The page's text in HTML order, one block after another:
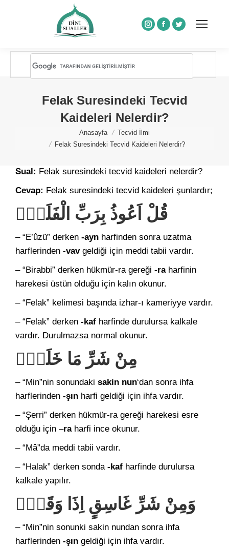
Instagram
Facebook
Twitter
Felak Suresindeki Tecvid
Kaideleri Nelerdir?
Anasayfa
Tecvid İlmi
Felak Suresindeki Tecvid Kaideleri Nelerdir?
Sual: Felak suresindeki tecvid kaideleri nelerdir?
Cevap: Felak suresindeki tecvid kaideleri şunlardır;
قُلْ اَعُوذُ بِرَبِّ الْفَلَقِۙ
– “E’ûzü” derken -ayn harfinden sonra uzatma
harflerinden -vavgeldiği için meddi tabii vardır.
– “Birabbi” derken hükmür-ra gereği -raharfinin
harekesi üstün olduğu için kalın okunur.
– “Felak” kelimesi başında izhar-ı kameriyye vardır.
– “Felak” derken -kaf harfinde durulursa kalkale
vardır. Durulmazsa normal okunur.
مِنْ شَرِّ مَا خَلَقَۙ
– “Min”nin sonundaki sakin nun‘dan sonra ihfa
harflerinden -şın harfi geldiği için ihfa vardır.
– “Şerri” derken hükmür-ra gereği harekesi esre
olduğu için –raharfi ince okunur.
– “Mâ”da meddi tabii vardır.
– “Halak” derken sonda-kaf harfinde durulursa
kalkale yapılır.
وَمِنْ شَرِّ غَاسِقٍ اِذَا وَقَبَۙ
– “Min”nin sonunki sakin nundan sonra ihfa
harflerinden -şın geldiği için ihfa vardır.